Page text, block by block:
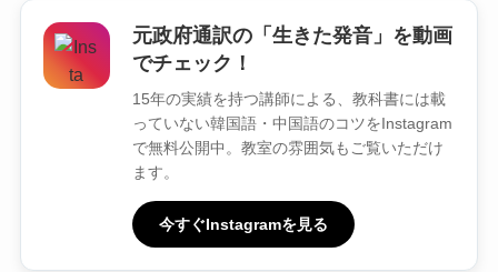
元政府通訳の「生きた発音」を動画
でチェック！
15年の実績を持つ講師による、教科書には載
っていない韓国語・中国語のコツをInstagram
で無料公開中。教室の雰囲気もご覧いただけ
ます。
今すぐInstagramを見る